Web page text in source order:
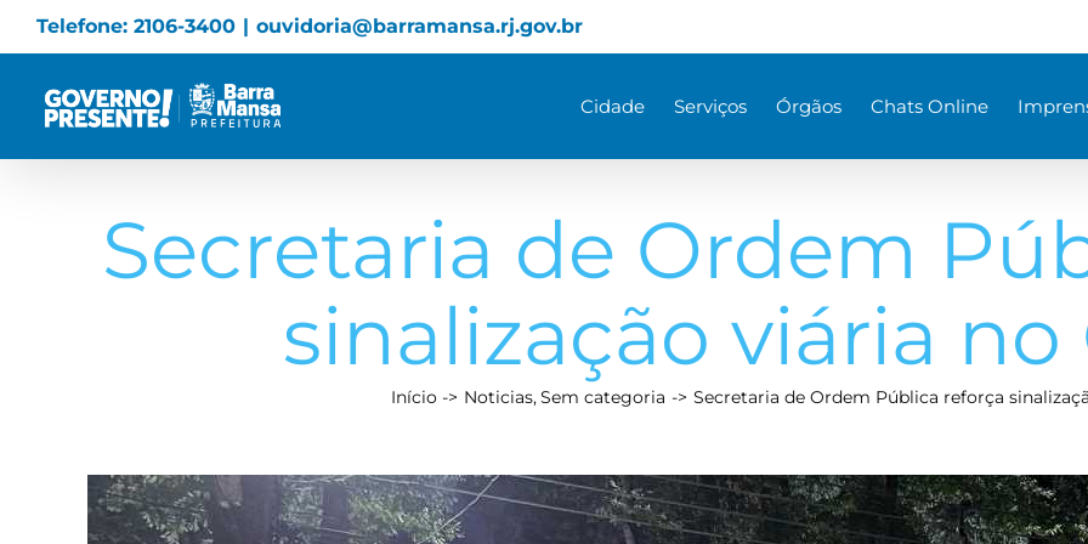
Skip
to
content
Telefone: 2106-3400 | ouvidoria@barramansa.rj.gov.br
Cidade Serviços Órgãos Chats Online
Secretaria de Ordem
sinalização viária no
Início Noticias Sem categoria Secretaria de Ordem Pública reforça
View
Larger